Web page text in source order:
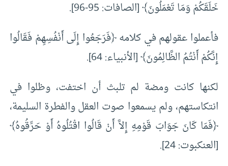
خَلَقَكُمْ وَمَا تَعْمَلُونَ﴾ [الصافات: 95-96].
فأعملوا عقولهم في كلامه ﴿فَرَجَعُوا إِلَى أَنْفُسِهِمْ فَقَالُوا
إِنَّكُمْ أَنْتُمُ الظَّالِمُونَ﴾ [الأنبياء: 64].
لكنها كانت ومضة لم تلبث أن اختفت، وظلوا في
انتكاستهم، ولم يسمعوا صوت العقل والفطرة السليمة،
﴿فَمَا كَانَ جَوَابَ قَوْمِهِ إِلاَّ أَنْ قَالُوا اقْتُلُوهُ أَوْ حَرِّقُوهُ﴾
[العنكبوت: 24].